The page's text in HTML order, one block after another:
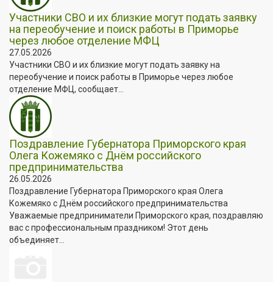
Участники СВО и их близкие могут подать заявку
на переобучение и поиск работы в Приморье
через любое отделение МФЦ
27.05.2026
Участники СВО и их близкие могут подать заявку на
переобучение и поиск работы в Приморье через любое
отделение МФЦ, сообщает...
Поздравление Губернатора Приморского края
Олега Кожемяко с Днём российского
предпринимательства
26.05.2026
Поздравление Губернатора Приморского края Олега
Кожемяко с Днём российского предпринимательства
Уважаемые предприниматели Приморского края, поздравляю
вас с профессиональным праздником! Этот день
объединяет...